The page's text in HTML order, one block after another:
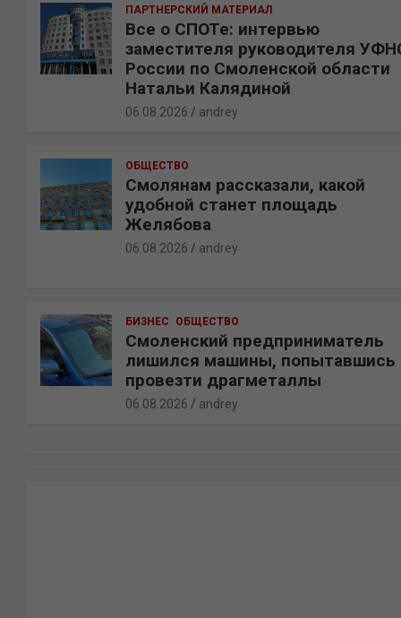
ПАРТНЕРСКИЙ МАТЕРИАЛ
Все о СПОТе: интервью
заместителя руководителя
России по Смоленской области
Натальи Калядиной
06.08.2026 andrey
ОБЩЕСТВО
Смолянам рассказали, какой
удобной станет площадь
Желябова
06.08.2026 andrey
БИЗНЕС ОБЩЕСТВО
Смоленский предприниматель
лишился машины, попытавшись
провезти драгметаллы
06.08.2026 andrey